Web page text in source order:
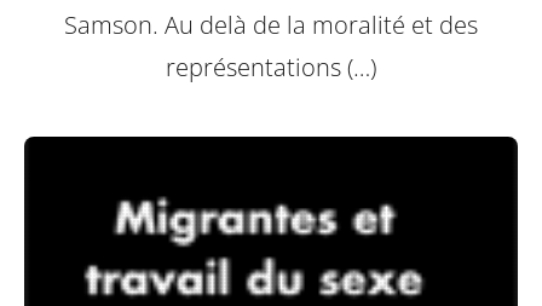
Samson. Au delà de la moralité et des
représentations (…)